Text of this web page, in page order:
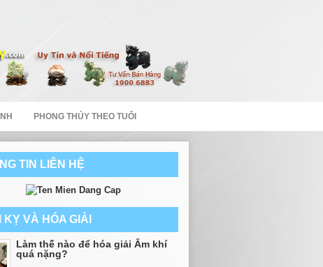
PHONG THỦY THEO TUỔI
TIN LIÊN HỆ
KỴ VÀ HÓA GIẢI
Làm thế nào để hóa giải Âm khí
quá nặng?